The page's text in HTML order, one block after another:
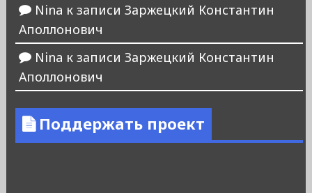
Nina к записи Заржецкий Константин
Аполлонович
Nina к записи Заржецкий Константин
Аполлонович
Поддержать проект